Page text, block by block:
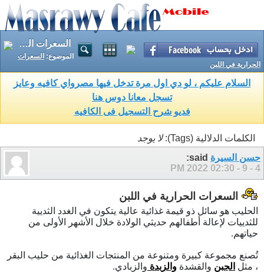
السعرات الحرارية في اللبن
الموضوع: السعرات
الحرارية في اللبن
السلام عليكم ، لو دي اول مرة تدخل فيها مصرواي كافيه وعايز
تسجل معانا دوس هنا
فديو شرح التسجيل فى الكافيه
الكلمات الدلالية (Tags):
لا يوجد
حسن السيرة
4 - 9 - 2022
02:30 PM
السعرات الحرارية في اللبن
الحليب هو سائل ذو قيمة غذائية عالية يتكون في الغدد الثديية
للثدييات لإعالة أطفالهم حديثي الولادة خلال الأشهر الأولى من
حياتهم.
تُصنع مجموعة كبيرة ومتنوعة من المنتجات الغذائية من حليب البقر
، مثل الجبن والقشدة والزبدة والزبادي.